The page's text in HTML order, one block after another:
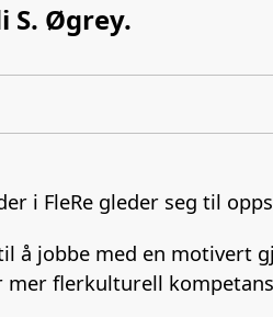
S. Øgrey.
i FleRe gleder seg til
å jobbe med en motivert
flerkulturell